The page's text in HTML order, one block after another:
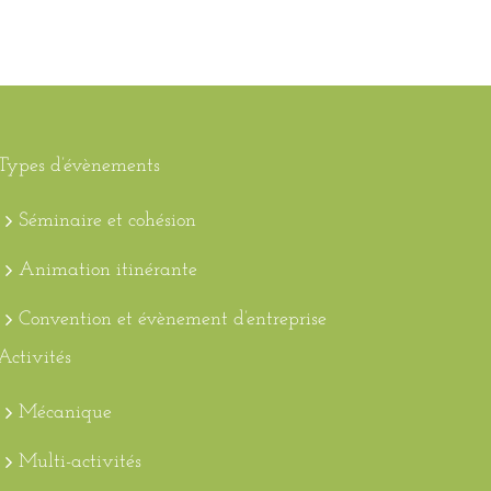
d’évènements
Séminaire et cohésion
Animation itinérante
Convention et évènement d’entreprise
Mécanique
Multi-activités